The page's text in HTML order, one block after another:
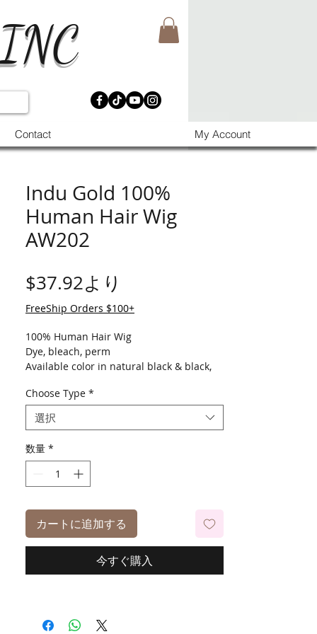
Contact My Account
Indu Gold 100%
Human Hair Wig
AW202
$37.92より
FreeShip Orders $100+
100% Human Hair Wig
Dye, bleach, perm
Available color in natural black & black,
Choose Type *
選択
数量 *
カートに追加する
今すぐ購入